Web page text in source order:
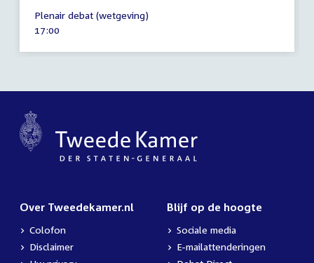
november
2024
Plenair debat (wetgeving)
Tijd
17:00
Over Tweedekamer.nl
Colofon
Disclaimer
Blijf op de hoogte
Sociale media
E-mailattenderingen